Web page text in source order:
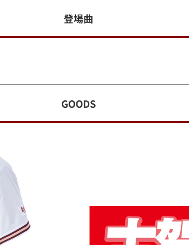
登場曲
GOODS